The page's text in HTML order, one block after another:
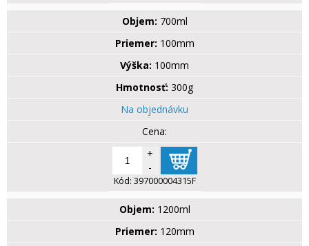
Objem: 700ml
Priemer: 100mm
Výška: 100mm
Hmotnosť: 300g
Na objednávku
+
-
Kód: 397000004315F
Objem: 1200ml
Priemer: 120mm